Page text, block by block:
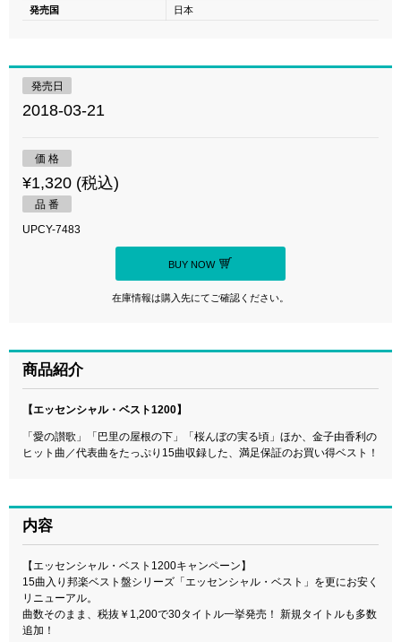
発売国
日本
発売日
2018-03-21
価 格
¥1,320 (税込)
品 番
UPCY-7483
BUY NOW
在庫情報は購入先にてご確認ください。
商品紹介
【エッセンシャル・ベスト1200】
「愛の讃歌」「巴里の屋根の下」「桜んぼの実る頃」ほか、金子由香利の
ヒット曲／代表曲をたっぷり15曲収録した、満足保証のお買い得ベスト！
内容
【エッセンシャル・ベスト1200キャンペーン】
15曲入り邦楽ベスト盤シリーズ「エッセンシャル・ベスト」を更にお安く
リニューアル。
曲数そのまま、税抜￥1,200で30タイトル一挙発売！ 新規タイトルも多数
追加！